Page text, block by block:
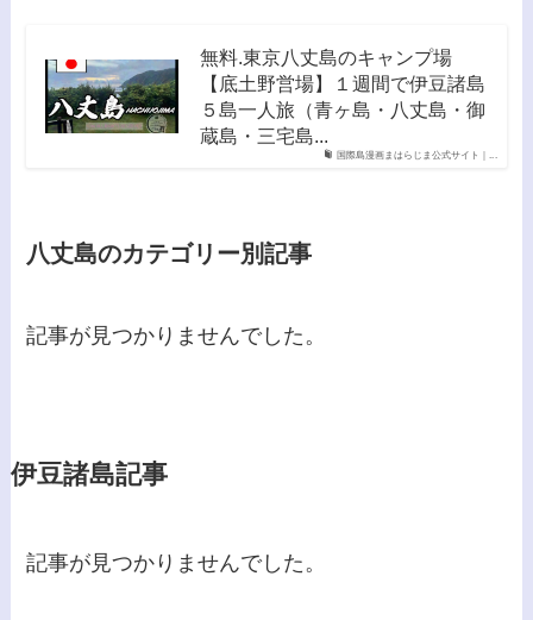
国際島漫画まはらじま公式サイト｜...
無料.東京八丈島のキャンプ場
【底土野営場】１週間で伊豆諸島
５島一人旅（青ヶ島・八丈島・御
蔵島・三宅島...
八丈島のカテゴリー別記事
記事が見つかりませんでした。
伊豆諸島記事
記事が見つかりませんでした。